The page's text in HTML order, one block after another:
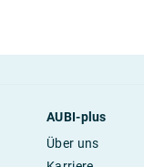
AUBI-plus
Über uns